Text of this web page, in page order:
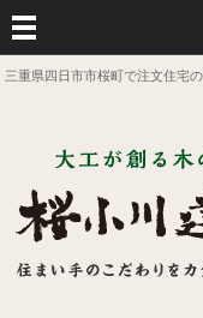
三重県四日市市桜町で注文住宅